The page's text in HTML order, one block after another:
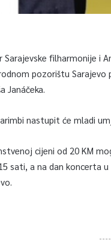
Sarajevske filharmonije i
pozorištu
Janáčeka.
nastupit će mladi
cijeni od 20 KM
sati, a na dan koncerta